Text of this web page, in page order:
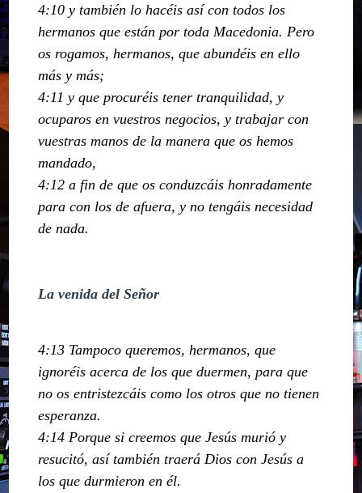
4:10 y también lo hacéis así con todos los
hermanos que están por toda Macedonia. Pero
os rogamos, hermanos, que abundéis en ello
más y más;
4:11 y que procuréis tener tranquilidad, y
ocuparos en vuestros negocios, y trabajar con
vuestras manos de la manera que os hemos
mandado,
4:12 a fin de que os conduzcáis honradamente
para con los de afuera, y no tengáis necesidad
de nada.
La venida del Señor
4:13 Tampoco queremos, hermanos, que
ignoréis acerca de los que duermen, para que
no os entristezcáis como los otros que no tienen
esperanza.
4:14 Porque si creemos que Jesús murió y
resucitó, así también traerá Dios con Jesús a
los que durmieron en él.